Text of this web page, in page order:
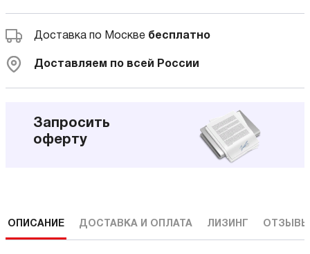
Доставка по Москве бесплатно
Доставляем по всей России
Запросить
оферту
ОПИСАНИЕ ДОСТАВКА И ОПЛАТА ЛИЗИНГ ОТЗЫВЫ